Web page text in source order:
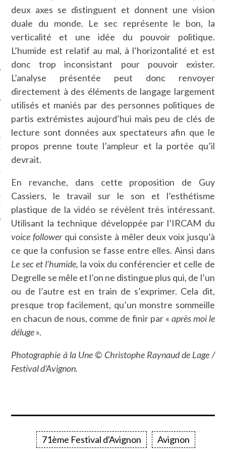
SUIVEZ-NOUS
CARAVELLE
CARAVELLE
PODCAST
deux axes se distinguent et donnent une vision
duale du monde. Le sec représente le bon, la
verticalité et une idée du pouvoir politique.
L’humide est relatif au mal, à l’horizontalité et est
donc trop inconsistant pour pouvoir exister.
L’analyse présentée peut donc renvoyer
directement à des éléments de langage largement
utilisés et maniés par des personnes politiques de
partis extrémistes aujourd’hui mais peu de clés de
lecture sont données aux spectateurs afin que le
propos prenne toute l’ampleur et la portée qu’il
devrait.
En revanche, dans cette proposition de Guy
Cassiers, le travail sur le son et l’esthétisme
plastique de la vidéo se révèlent très intéressant.
Utilisant la technique développée par l’IRCAM du
voice followerqui consiste à mêler deux voix jusqu’à
ce que la confusion se fasse entre elles. Ainsi dans
Le sec et l’humide, la voix du conférencier et celle de
Degrelle se mêle et l’on ne distingue plus qui, de l’un
ou de l’autre est en train de s’exprimer. Cela dit,
presque trop facilement, qu’un monstre sommeille
en chacun de nous, comme de finir par « après moi le
déluge».
Photographie à la Une © Christophe Raynaud de Lage /
Festival d’Avignon.
71ème Festival d'Avignon Avignon